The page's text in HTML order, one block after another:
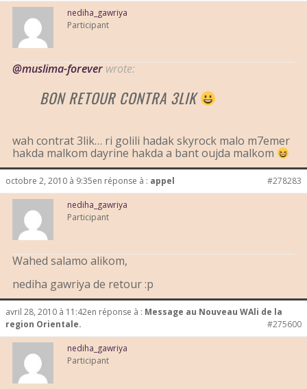
nediha_gawriya
Participant
@muslima-forever wrote:
BON RETOUR CONTRA 3LIK
wah contrat 3lik… ri golili hadak skyrock malo m7emer
hakda malkom dayrine hakda a bant oujda malkom
octobre 2, 2010 à 9:35en réponse à : appel #278283
nediha_gawriya
Participant
Wahed salamo alikom,
nediha gawriya de retour :p
avril 28, 2010 à 11:42en réponse à : Message au Nouveau WAli de la
region Orientale.
#275600
nediha_gawriya
Participant